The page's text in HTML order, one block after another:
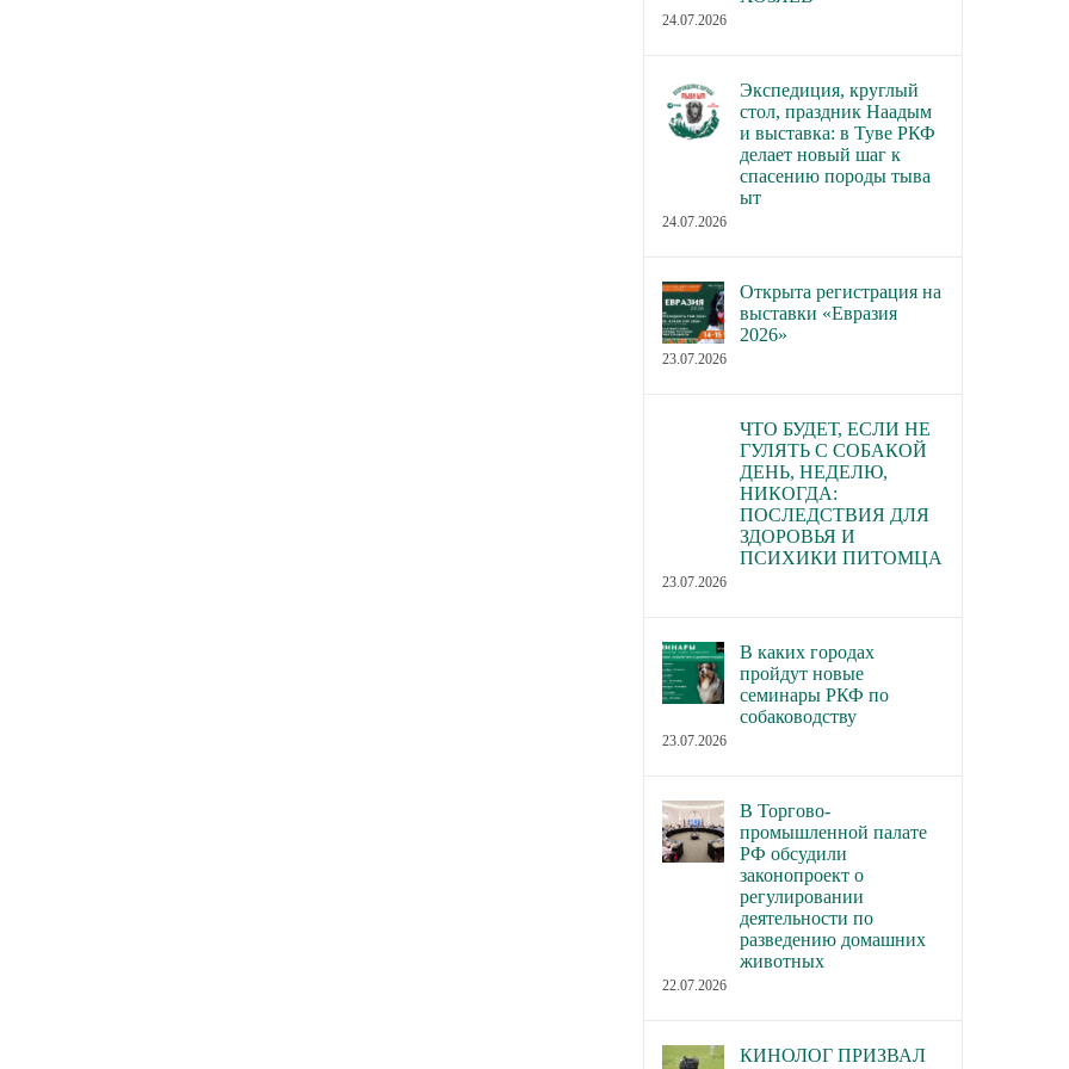
24.07.2026
Экспедиция, круглый
стол, праздник Наадым
и выставка: в Туве РКФ
делает новый шаг к
спасению породы тыва
ыт
24.07.2026
Открыта регистрация на
выставки «Евразия
2026»
23.07.2026
ЧТО БУДЕТ, ЕСЛИ НЕ
ГУЛЯТЬ С СОБАКОЙ
ДЕНЬ, НЕДЕЛЮ,
НИКОГДА:
ПОСЛЕДСТВИЯ ДЛЯ
ЗДОРОВЬЯ И
ПСИХИКИ ПИТОМЦА
23.07.2026
В каких городах
пройдут новые
семинары РКФ по
собаководству
23.07.2026
В Торгово-
промышленной палате
РФ обсудили
законопроект о
регулировании
деятельности по
разведению домашних
животных
22.07.2026
КИНОЛОГ ПРИЗВАЛ